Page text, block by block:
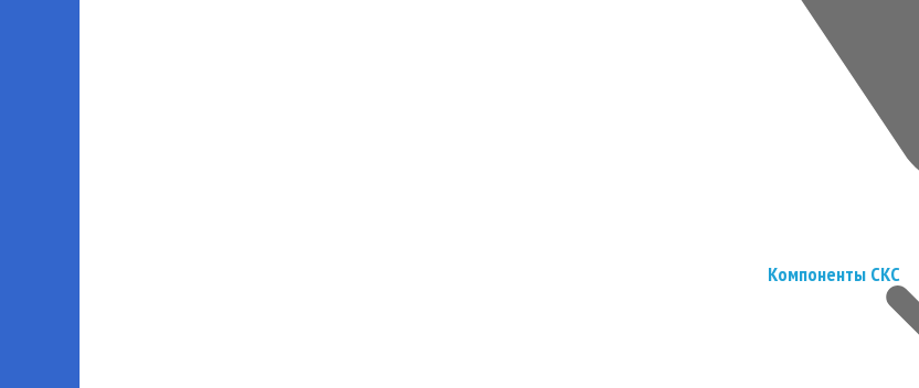
Компоненты СКС